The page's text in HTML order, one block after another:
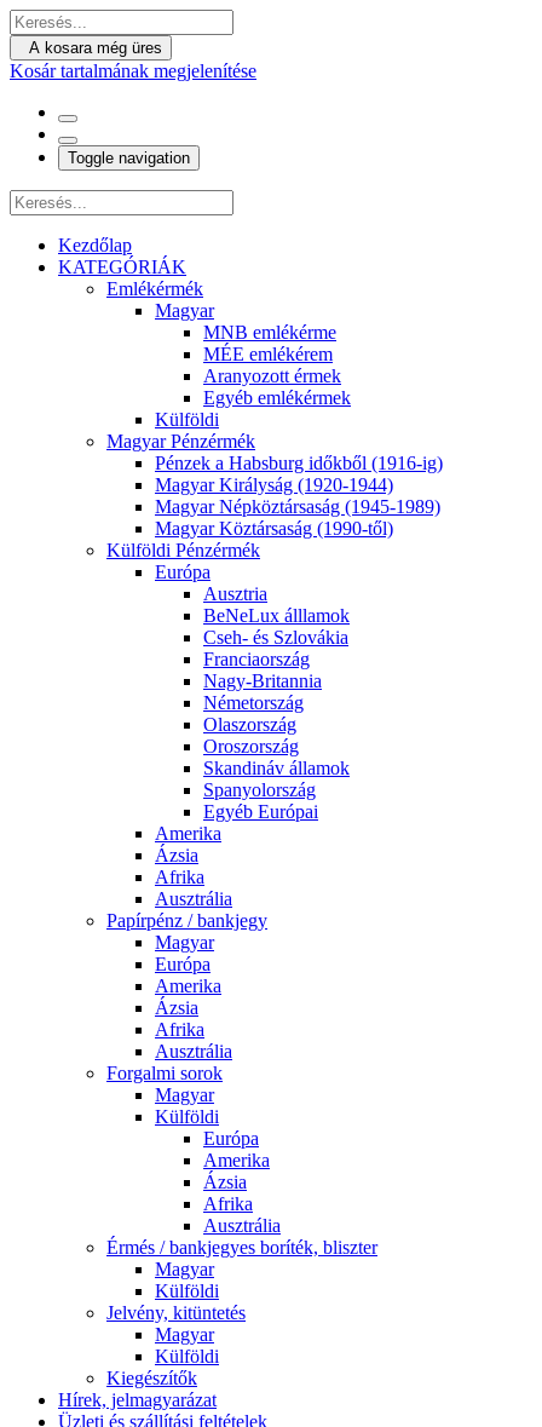
A kosara még üres
Kosár tartalmának megjelenítése
Toggle navigation
Kezdőlap
KATEGÓRIÁK
Emlékérmék
Magyar
MNB emlékérme
MÉE emlékérem
Aranyozott érmek
Egyéb emlékérmek
Külföldi
Magyar Pénzérmék
Pénzek a Habsburg időkből (1916-ig)
Magyar Királyság (1920-1944)
Magyar Népköztársaság (1945-1989)
Magyar Köztársaság (1990-től)
Külföldi Pénzérmék
Európa
Ausztria
BeNeLux álllamok
Cseh- és Szlovákia
Franciaország
Nagy-Britannia
Németország
Olaszország
Oroszország
Skandináv államok
Spanyolország
Egyéb Európai
Amerika
Ázsia
Afrika
Ausztrália
Papírpénz / bankjegy
Magyar
Európa
Amerika
Ázsia
Afrika
Ausztrália
Forgalmi sorok
Magyar
Külföldi
Európa
Amerika
Ázsia
Afrika
Ausztrália
Érmés / bankjegyes boríték, bliszter
Magyar
Külföldi
Jelvény, kitüntetés
Magyar
Külföldi
Kiegészítők
Hírek, jelmagyarázat
Üzleti és szállítási feltételek